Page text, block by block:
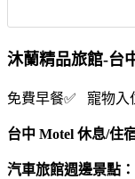
沐蘭精品旅館-台
免費早餐✅ 寵物入
台中 Motel 休息/住
汽車旅館週邊景點：